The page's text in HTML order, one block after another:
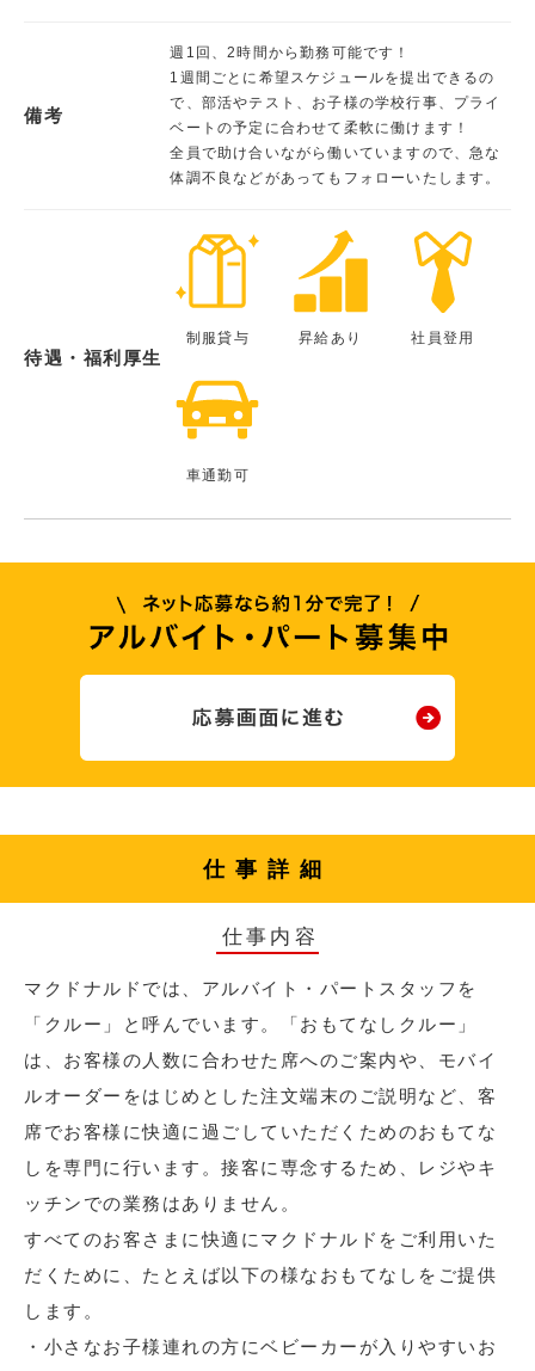
備考
週1回、2時間から勤務可能です！
1週間ごとに希望スケジュールを提出できるの
で、部活やテスト、お子様の学校行事、プライ
ベートの予定に合わせて柔軟に働けます！
全員で助け合いながら働いていますので、急な
体調不良などがあってもフォローいたします。
待遇・福利厚生
制服貸与 昇給あり 社員登用
車通勤可
仕事詳細
仕事内容
マクドナルドでは、アルバイト・パートスタッフを
「クルー」と呼んでいます。「おもてなしクルー」
は、お客様の人数に合わせた席へのご案内や、モバイ
ルオーダーをはじめとした注文端末のご説明など、客
席でお客様に快適に過ごしていただくためのおもてな
しを専門に行います。接客に専念するため、レジやキ
ッチンでの業務はありません。
すべてのお客さまに快適にマクドナルドをご利用いた
だくために、たとえば以下の様なおもてなしをご提供
します。
・小さなお子様連れの方にベビーカーが入りやすいお